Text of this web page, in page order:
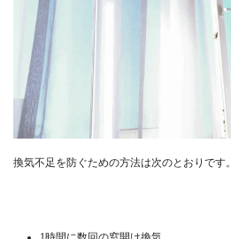
換気不足を防ぐための方法は次のとおりです。